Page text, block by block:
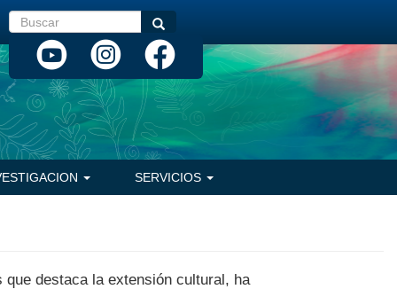
Buscar Buscar
SERVICIOS
destaca la extensión cultural, ha